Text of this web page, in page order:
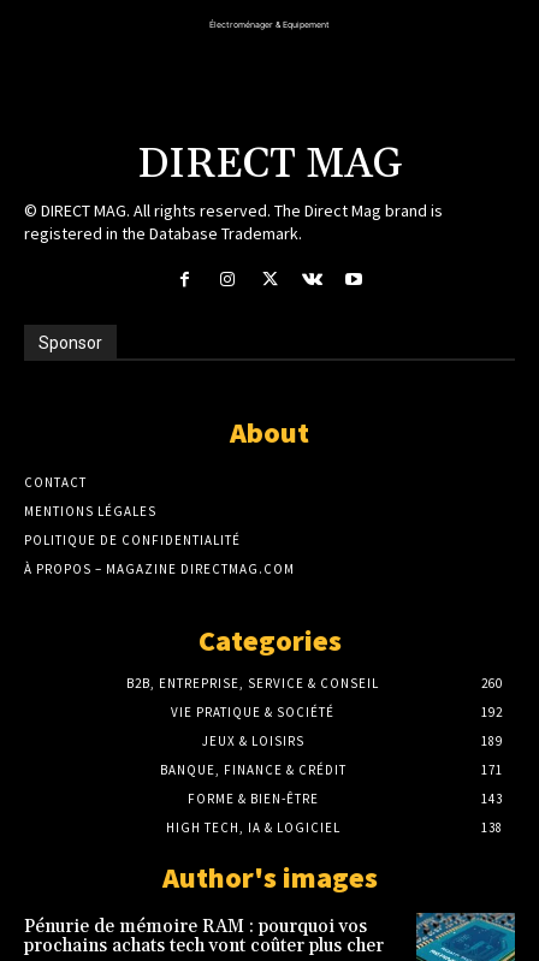
Électroménager & Equipement
DIRECT MAG
© DIRECT MAG. All rights reserved. The Direct Mag brand is
registered in the Database Trademark.
Sponsor
About
CONTACT
MENTIONS LÉGALES
POLITIQUE DE CONFIDENTIALITÉ
À PROPOS – MAGAZINE DIRECTMAG.COM
Categories
B2B, ENTREPRISE, SERVICE & CONSEIL
260
VIE PRATIQUE & SOCIÉTÉ
192
JEUX & LOISIRS
189
BANQUE, FINANCE & CRÉDIT
171
FORME & BIEN-ÊTRE
143
HIGH TECH, IA & LOGICIEL
138
Author's images
Pénurie de mémoire RAM : pourquoi vos
prochains achats tech vont coûter plus cher